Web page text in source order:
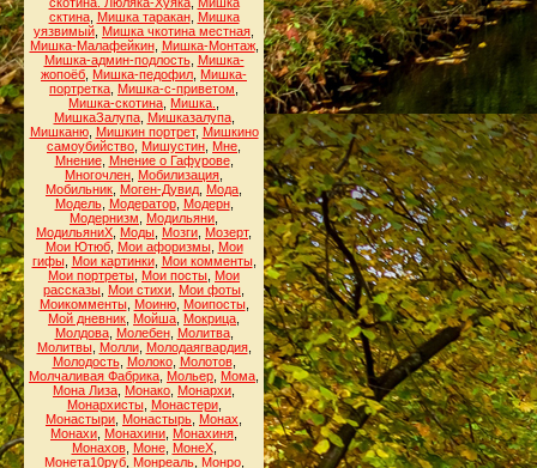
сктина, Мишка таракан, Мишка
уязвимый Мишка чкотина местная
Мишка-Малафейкин, Мишка-Монтаж,
Мишка-админ-подлость, Мишка-
жопоёб Мишка-педофил Мишка-
портретка Мишка-с-приветом
Мишка-скотина Мишка.
МишкаЗалупа, Мишказалупа,
Мишканю, Мишкин портрет, Мишкино
самоубийство Мишустин Мне
Мнение, Мнение о Гафурове,
Многочлен Мобилизация
Мобильник Моген-Дувид Мода
Модель, Модератор, Модерн,
Модернизм
Модильяни
МодильяниХ Моды Мозги Мозерт,
Мои Ютюб, Мои афоризмы, Мои
гифы, Мои картинки, Мои комменты,
Мои портреты Мои посты Мои
рассказы Мои стихи Мои фоты
Моикомменты, Моиню, Моипосты,
Мой дневник Мойша Мокрица
Молдова, Молебен, Молитва,
Молитвы, Молли, Молодаягвардия,
Молодость, Молоко, Молотов,
Молчаливая Фабрика Мольер Мома
Мона Лиза Монако Монархи
Монархисты, Монастери,
Монастыри Монастырь Монах
Монахи Монахини Монахиня
Монахов, Моне, МонеХ,
Монета10руб, Монреаль, Монро,